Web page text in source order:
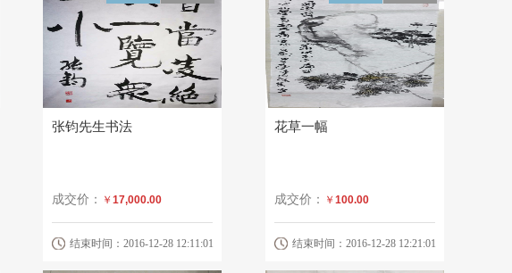
张钧先生书法
成交价： ￥ 17,000.00
结束时间：2016-12-28 12:11:01
花草一幅
成交价： ￥ 100.00
结束时间：2016-12-28 12:21:01